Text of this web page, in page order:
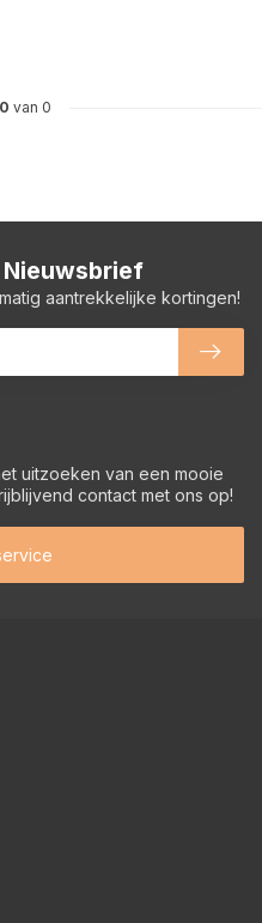
0 van 0
uitzoeken van een mooie
contact met ons op!
aantrekkelijke kortingen!